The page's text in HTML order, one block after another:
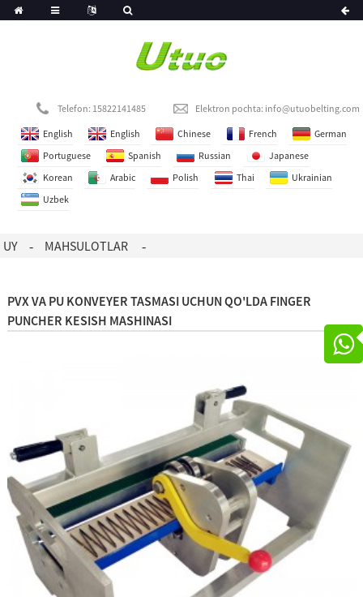
Telefon: 15822141485 Elektron pochta: info@utuobelting.com
English English Chinese French
German
Portuguese
Spanish Russian
Japanese
Korean
Arabic Polish Thai
Ukrainian
Uzbek
UY MAHSULOTLAR
PVX VA PU KONVEYER TASMASI UCHUN QO'LDA FINGER
PUNCHER KESISH MASHINASI
